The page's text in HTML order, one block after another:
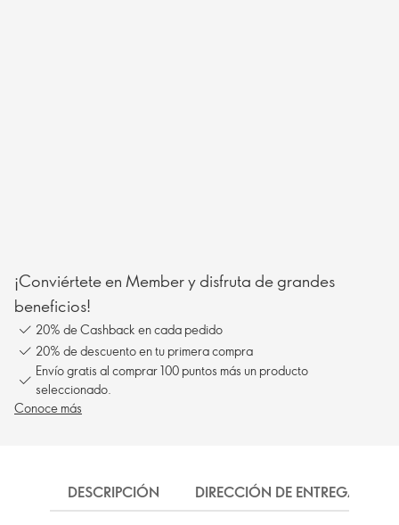
¡Conviértete en Member y disfruta de grandes
beneficios!
20% de Cashback en cada pedido
20% de descuento en tu primera compra
Envío gratis al comprar 100 puntos más un producto
seleccionado.
Conoce más
DESCRIPCIÓN DIRECCIÓN DE ENTREGA